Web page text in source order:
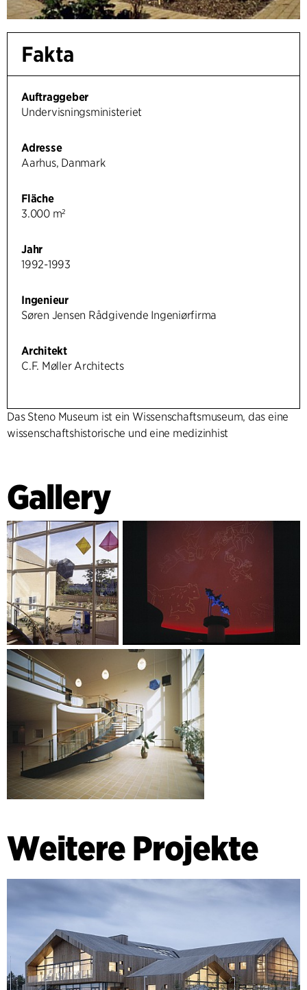
Fakta
Auftraggeber
Undervisningsministeriet
Adresse
Aarhus, Danmark
Fläche
3.000 m²
Jahr
1992-1993
Ingenieur
Søren Jensen Rådgivende Ingeniørfirma
Architekt
C.F. Møller Architects
Das Steno Museum ist ein Wissenschaftsmuseum, das eine
wissenschaftshistorische und eine medizinhist
Gallery
Weitere Projekte